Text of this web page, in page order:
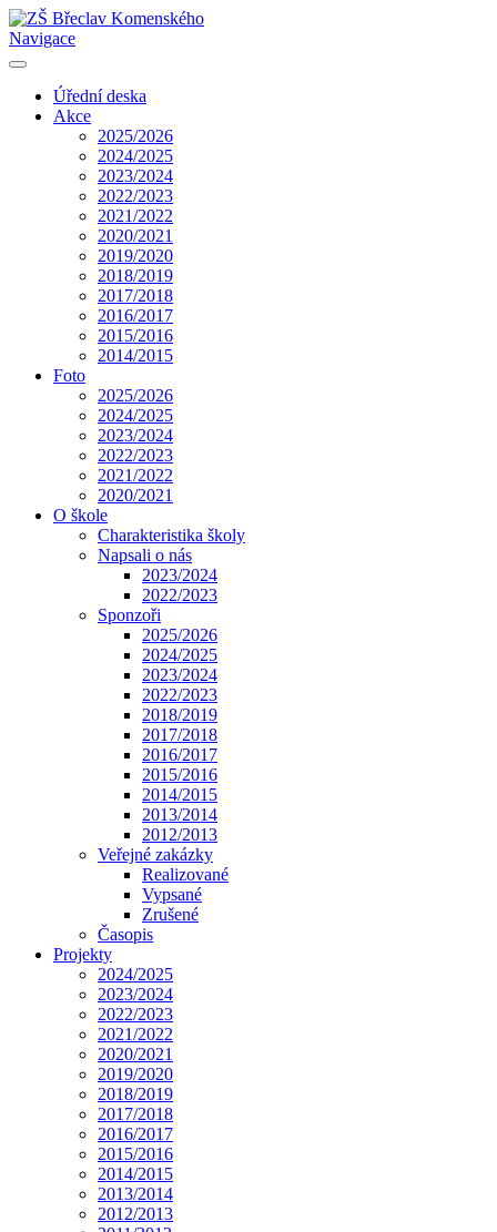
Navigace
Úřední deska
Akce
2025/2026
2024/2025
2023/2024
2022/2023
2021/2022
2020/2021
2019/2020
2018/2019
2017/2018
2016/2017
2015/2016
2014/2015
Foto
2025/2026
2024/2025
2023/2024
2022/2023
2021/2022
2020/2021
O škole
Charakteristika školy
Napsali o nás
2023/2024
2022/2023
Sponzoři
2025/2026
2024/2025
2023/2024
2022/2023
2018/2019
2017/2018
2016/2017
2015/2016
2014/2015
2013/2014
2012/2013
Veřejné zakázky
Realizované
Vypsané
Zrušené
Časopis
Projekty
2024/2025
2023/2024
2022/2023
2021/2022
2020/2021
2019/2020
2018/2019
2017/2018
2016/2017
2015/2016
2014/2015
2013/2014
2012/2013